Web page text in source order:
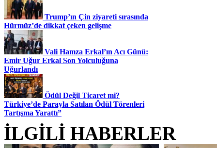
Trump’ın Çin ziyareti sırasında
Hürmüz’de dikkat çeken gelişme
Vali Hamza Erkal’ın Acı Günü:
Emir Uğur Erkal Son Yolculuğuna
Uğurlandı
Ödül Değil Ticaret mi?
Türkiye’de Parayla Satılan Ödül Törenleri
Tartışma Yarattı”
İLGİLİ HABERLER